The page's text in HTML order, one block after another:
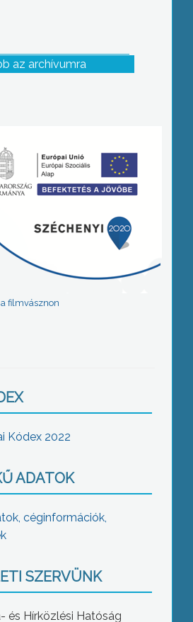
az archívumra
filmvásznon
Kódex 2022
ADATOK
céginformációk,
SZERVÜNK
és Hírközlési Hatóság